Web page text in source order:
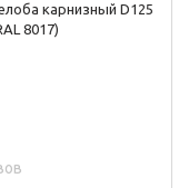
карнизный D125
8017)